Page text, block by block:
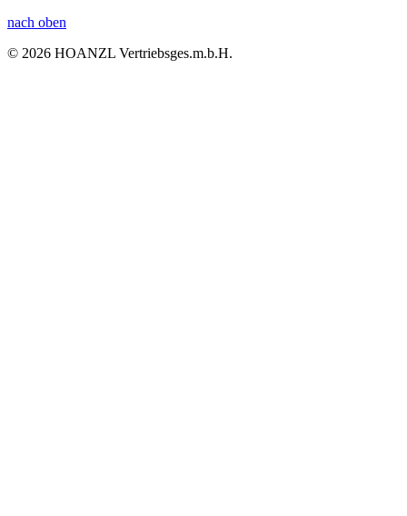
nach oben
© 2026 HOANZL Vertriebsges.m.b.H.